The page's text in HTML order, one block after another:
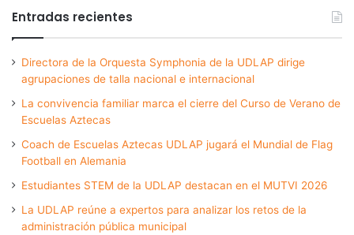
Entradas recientes
Directora de la Orquesta Symphonia de la UDLAP dirige
agrupaciones de talla nacional e internacional
La convivencia familiar marca el cierre del Curso de Verano de
Escuelas Aztecas
Coach de Escuelas Aztecas UDLAP jugará el Mundial de Flag
Football en Alemania
Estudiantes STEM de la UDLAP destacan en el MUTVI 2026
La UDLAP reúne a expertos para analizar los retos de la
administración pública municipal